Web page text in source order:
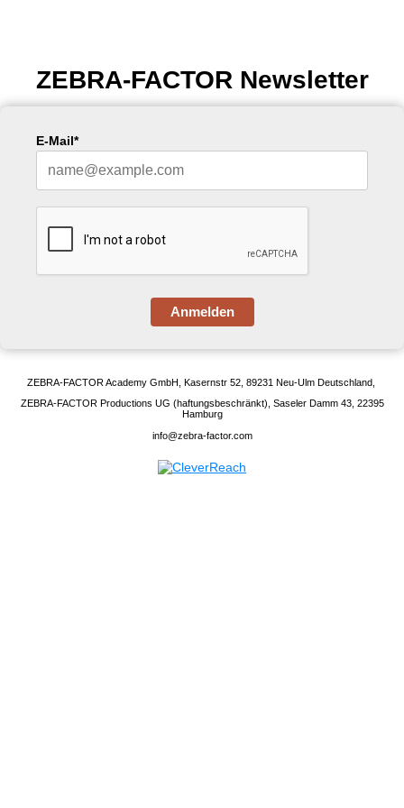
ZEBRA-FACTOR Newsletter
E-Mail*
Anmelden
ZEBRA-FACTOR Academy GmbH, Kasernstr 52, 89231 Neu-Ulm Deutschland,
ZEBRA-FACTOR Productions UG (haftungsbeschränkt), Saseler Damm 43, 22395
Hamburg
info@zebra-factor.com